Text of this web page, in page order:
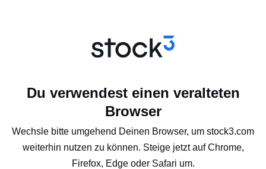
Du verwendest einen veralteten
Browser
Wechsle bitte umgehend Deinen Browser, um stock3.com
weiterhin nutzen zu können. Steige jetzt auf Chrome,
Firefox, Edge oder Safari um.